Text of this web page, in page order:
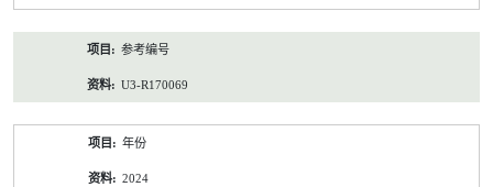
参考编号
U3-R170069
年份
2024